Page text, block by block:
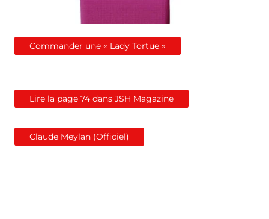
Commander une « Lady Tortue »
Lire la page 74 dans JSH Magazine
Claude Meylan (Officiel)